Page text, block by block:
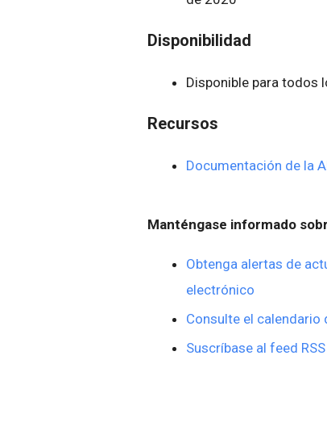
Disponibilidad
Disponible para todos
Recursos
Documentación de la
Manténgase informado
Obtenga alertas de
electrónico
Consulte el calendario
Suscríbase al feed